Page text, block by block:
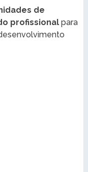
de
profissionalpara